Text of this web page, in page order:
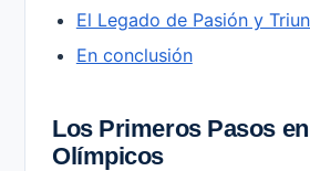
El Legado de Pasión y
En conclusión
Los Primeros Pasos
Olímpicos